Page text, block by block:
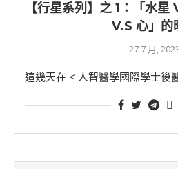
【行星系列】之 1：「水
V.S 心」的
27 7 月,
這幾天在 < 人智醫學國際學士後